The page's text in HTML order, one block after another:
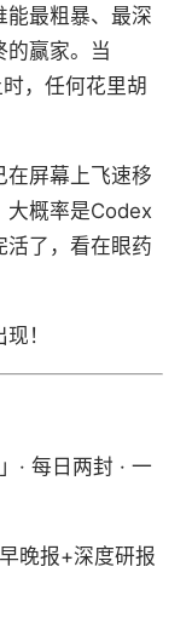
能最粗暴、最深
的赢家。当
，任何花里胡
在屏幕上飞速移
大概率是Codex
活了，看在眼药
！
」· 每日两封 · 一
晚报+深度研报